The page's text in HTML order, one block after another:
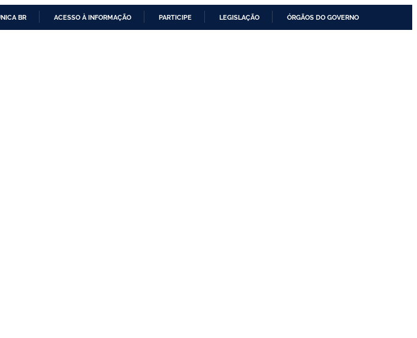
BR ACESSO À INFORMAÇÃO PARTICIPE LEGISLAÇÃO ÓRGÃOS DO GOVERNO